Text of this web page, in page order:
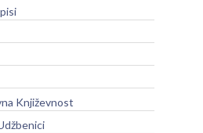
Književnost